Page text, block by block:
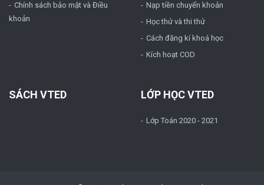
Chính sách bảo mật và Điều
khoản
Nạp tiền chuyển khoản
Học thử và thi thử
Cách đăng kí khoá học
Kích hoạt COD
SÁCH VTED LỚP HỌC VTED
Lớp Toán 2020 - 2021